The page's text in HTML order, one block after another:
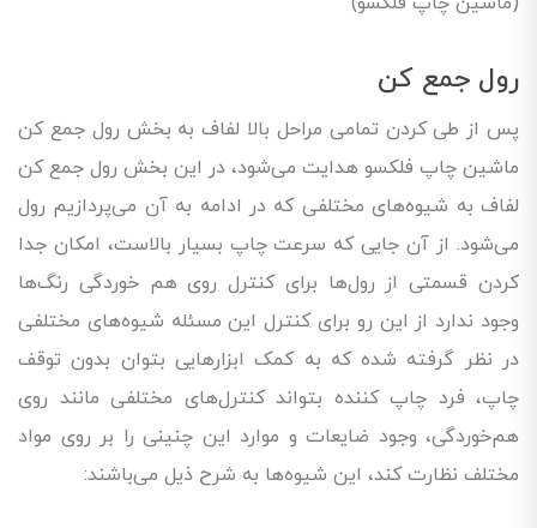
رول جمع کن
پس از طی کردن تمامی مراحل بالا لفاف به بخش رول جمع کن
ماشین چاپ فلکسو هدایت می‌شود، در این بخش رول جمع کن
لفاف به شیوه‌های مختلفی که در ادامه به آن می‌پردازیم رول
می‌شود. از آن جایی که سرعت چاپ بسیار بالاست، امکان جدا
کردن قسمتی از رول‌ها برای کنترل روی هم خوردگی رنگ‌ها
وجود ندارد از این رو برای کنترل این مسئله شیوه‌های مختلفی
در نظر گرفته شده که به کمک ابزارهایی بتوان بدون توقف
چاپ، فرد چاپ کننده بتواند کنترل‌های مختلفی مانند روی
هم‌خوردگی، وجود ضایعات و موارد این چنینی را بر روی مواد
مختلف نظارت کند، این شیوه‌ها به شرح ذیل می‌باشند: